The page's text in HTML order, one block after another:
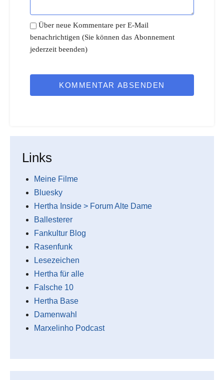
Über neue Kommentare per E-Mail
benachrichtigen (Sie können das Abonnement
jederzeit beenden)
KOMMENTAR ABSENDEN
Links
Meine Filme
Bluesky
Hertha Inside > Forum Alte Dame
Ballesterer
Fankultur Blog
Rasenfunk
Lesezeichen
Hertha für alle
Falsche 10
Hertha Base
Damenwahl
Marxelinho Podcast